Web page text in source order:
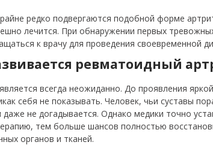
редко подвергаются подобной форме
лечится. При обнаружении первых
к врачу для проведения своевременной
ревматоидный
всегда неожиданно. До проявления
себя не показывать. Человек, чьи суставы
не догадывается. Однако медики точно
тем больше шансов полностью
органов и тканей.